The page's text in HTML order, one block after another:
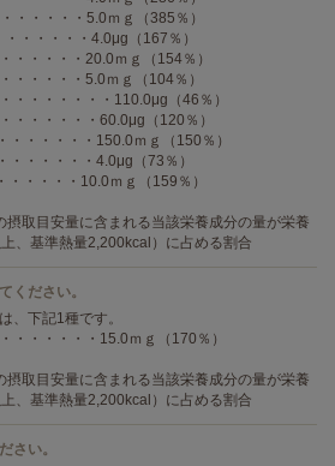
・・・・・5.0ｍｇ（385％）
・・・・・4.0μg（167％）
・・・・・20.0ｍｇ（154％）
・・・・・5.0ｍｇ（104％）
・・・・・・・110.0μg（46％）
・・・・・・60.0μg（120％）
・・・・・・150.0ｍｇ（150％）
・・・・・・4.0μg（73％）
・・・・・10.0ｍｇ（159％）
取目安量に含まれる当該栄養成分の量が栄養
、基準熱量2,200kcal）に占める割合
ください。
、下記1種です。
・・・・・・15.0ｍｇ（170％）
取目安量に含まれる当該栄養成分の量が栄養
、基準熱量2,200kcal）に占める割合
さい。